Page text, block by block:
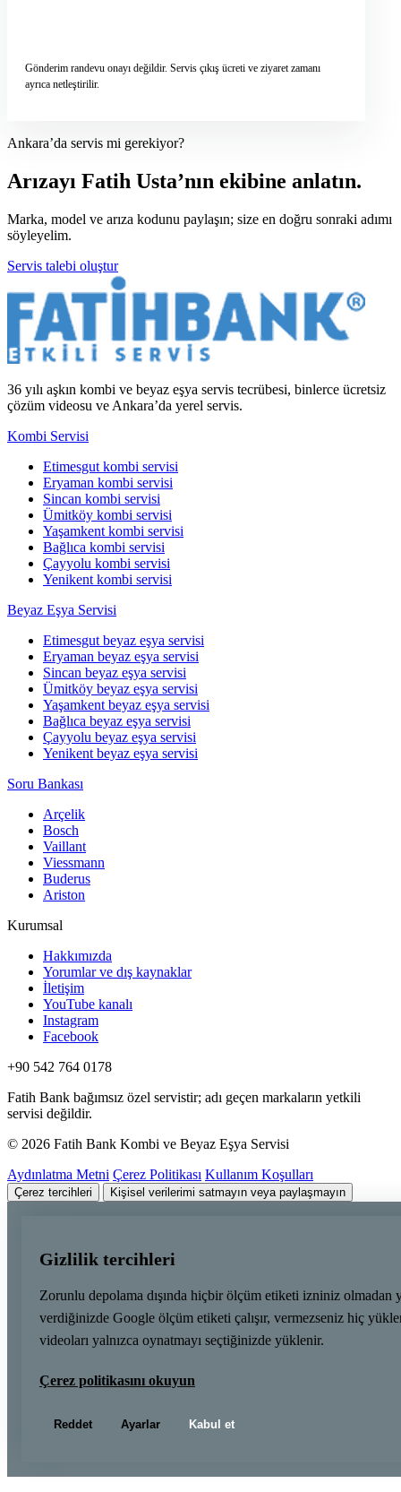
Gönderim randevu onayı değildir. Servis çıkış ücreti ve ziyaret zamanı
ayrıca netleştirilir.
Ankara’da servis mi gerekiyor?
Arızayı Fatih Usta’nın ekibine anlatın.
Marka, model ve arıza kodunu paylaşın; size en doğru sonraki adımı
söyleyelim.
Servis talebi oluştur
36 yılı aşkın kombi ve beyaz eşya servis tecrübesi, binlerce ücretsiz
çözüm videosu ve Ankara’da yerel servis.
Kombi Servisi
Etimesgut kombi servisi
Eryaman kombi servisi
Sincan kombi servisi
Ümitköy kombi servisi
Yaşamkent kombi servisi
Bağlıca kombi servisi
Çayyolu kombi servisi
Yenikent kombi servisi
Beyaz Eşya Servisi
Etimesgut beyaz eşya servisi
Eryaman beyaz eşya servisi
Sincan beyaz eşya servisi
Ümitköy beyaz eşya servisi
Yaşamkent beyaz eşya servisi
Bağlıca beyaz eşya servisi
Çayyolu beyaz eşya servisi
Yenikent beyaz eşya servisi
Soru Bankası
Arçelik
Bosch
Vaillant
Viessmann
Buderus
Ariston
Kurumsal
Hakkımızda
Yorumlar ve dış kaynaklar
İletişim
YouTube kanalı
Instagram
Facebook
+90 542 764 0178
Fatih Bank bağımsız özel servistir; adı geçen markaların yetkili
servisi değildir.
© 2026 Fatih Bank Kombi ve Beyaz Eşya Servisi
Aydınlatma Metni Çerez Politikası Kullanım Koşulları
Çerez tercihleri Kişisel verilerimi satmayın veya paylaşmayın
Gizlilik tercihleri
Zorunlu depolama dışında hiçbir ölçüm etiketi izniniz olmadan
verdiğinizde Google ölçüm etiketi çalışır, vermezseniz hiç
videoları yalnızca oynatmayı seçtiğinizde yüklenir.
Çerez politikasını okuyun
Reddet Ayarlar Kabul et